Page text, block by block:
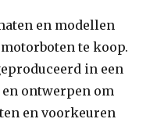
en modellen
te koop.
in een
ontwerpen om
en voorkeuren